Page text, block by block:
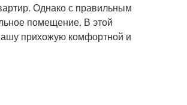
Однако с правильным
помещение. В этой
прихожую комфортной и